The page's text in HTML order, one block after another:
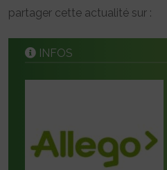
partager cette actualité sur :
INFOS